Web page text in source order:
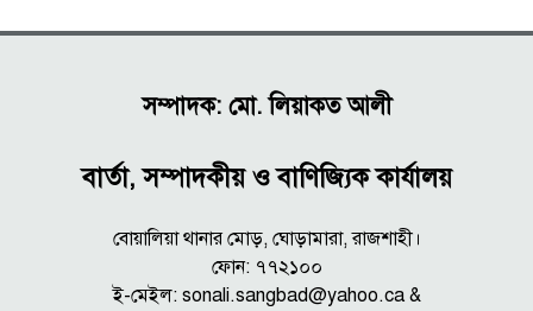
সম্পাদক: মো. লিয়াকত আলী
বার্তা, সম্পাদকীয় ও বাণিজ্যিক কার্যালয়
বোয়ালিয়া থানার মোড়, ঘোড়ামারা, রাজশাহী।
ফোন: ৭৭২১০০
ই-মেইল: sonali.sangbad@yahoo.ca &